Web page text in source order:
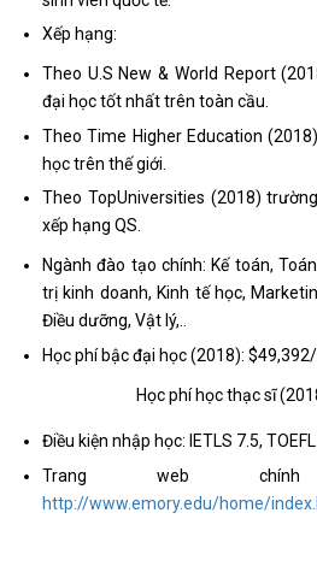
Xếp hạng:
Theo U.S New & World Report
đại học tốt nhất trên toàn cầu.
Theo Time Higher Education
học trên thế giới.
Theo TopUniversities (2018)
xếp hạng QS.
Ngành đào tạo chính: Kế toán,
trị kinh doanh, Kinh tế học,
Điều dưỡng, Vật lý,..
Học phí bậc đại học (2018):
Học phí học thạc sĩ
Điều kiện nhập học: IETLS 7.5,
Trang web
http://www.emory.edu/home/